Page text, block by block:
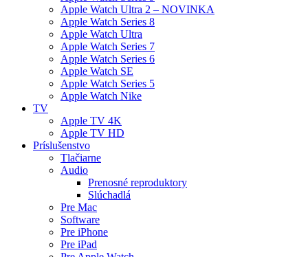
Apple Watch Ultra 2 – NOVINKA
Apple Watch Series 8
Apple Watch Ultra
Apple Watch Series 7
Apple Watch Series 6
Apple Watch SE
Apple Watch Series 5
Apple Watch Nike
TV
Apple TV 4K
Apple TV HD
Príslušenstvo
Tlačiarne
Audio
Prenosné reproduktory
Slúchadlá
Pre Mac
Software
Pre iPhone
Pre iPad